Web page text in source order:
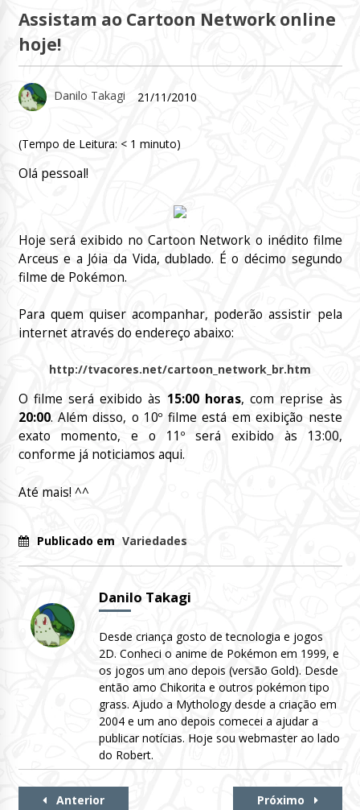
Assistam ao Cartoon Network online
hoje!
Danilo Takagi 21/11/2010
(Tempo de Leitura: < 1 minuto)
Olá pessoal!
Hoje será exibido no Cartoon Network o inédito filme
Arceus e a Jóia da Vida, dublado. É o décimo segundo
filme de Pokémon.
Para quem quiser acompanhar, poderão assistir pela
internet através do endereço abaixo:
http://tvacores.net/cartoon_network_br.htm
O filme será exibido às 15:00 horas, com reprise às
20:00. Além disso, o 10º filme está em exibição neste
exato momento, e o 11º será exibido às 13:00,
conforme já noticiamos aqui.
Até mais! ^^
Publicado em Variedades
Danilo Takagi
Desde criança gosto de tecnologia e jogos
2D. Conheci o anime de Pokémon em 1999, e
os jogos um ano depois (versão Gold). Desde
então amo Chikorita e outros pokémon tipo
grass. Ajudo a Mythology desde a criação em
2004 e um ano depois comecei a ajudar a
publicar notícias. Hoje sou webmaster ao lado
do Robert.
Continue
Anterior Próximo